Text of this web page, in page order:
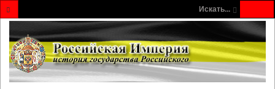
Искать...